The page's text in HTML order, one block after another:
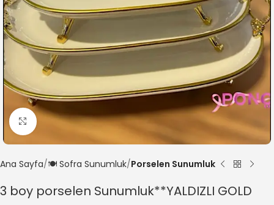
Büyütmek için tıklayın
Ana Sayfa 🍽️ Sofra Sunumluk Porselen Sunumluk
3 boy porselen Sunumluk**YALDIZLI GOLD